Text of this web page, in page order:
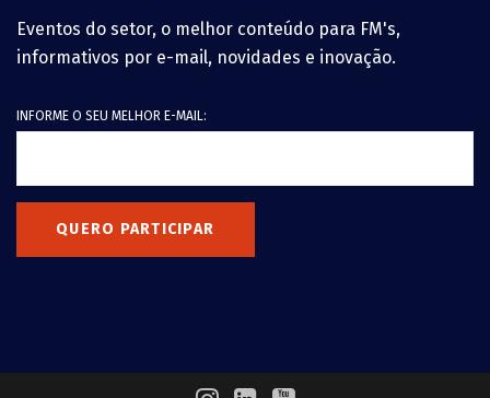
Eventos do setor, o melhor conteúdo para FM's,
informativos por e-mail, novidades e inovação.
INFORME O SEU MELHOR E-MAIL:
QUERO PARTICIPAR